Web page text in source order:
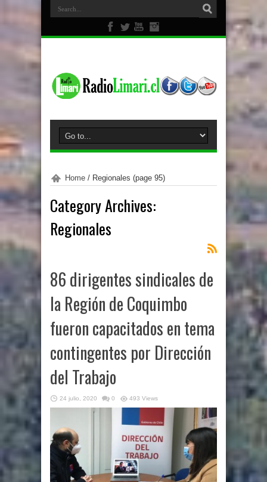
Home / Regionales (page 95)
Category Archives:
Regionales
86 dirigentes sindicales de
la Región de Coquimbo
fueron capacitados en tema
contingentes por Dirección
del Trabajo
24 julio, 2020 0 493 Views